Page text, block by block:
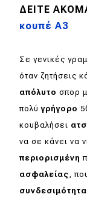
ΔΕΙΤΕ
κουπέ Α3
Σε γενικές
όταν ζητήσεις
απόλυτο σπορ
πολύγρήγορο
κουβαλήσει
να σε κάνει να
περιορισμένη
ασφαλείας ,